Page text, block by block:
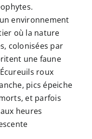
environnement
où la nature
colonisées par
une faune
roux
pics épeiche
et parfois
heures